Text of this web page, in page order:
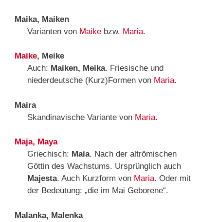
Maika, Maiken
Varianten von Maikebzw. Maria.
Maike, Meike
Auch: Maiken, Meika. Friesische und
niederdeutsche (Kurz)Formen von Maria.
Maira
Skandinavische Variante von Maria.
Maja, Maya
Griechisch: Maia. Nach der altrömischen
Göttin des Wachstums. Ursprünglich auch
Majesta. Auch Kurzform von Maria. Oder mit
der Bedeutung: „die im Mai Geborene“.
Malanka, Malenka